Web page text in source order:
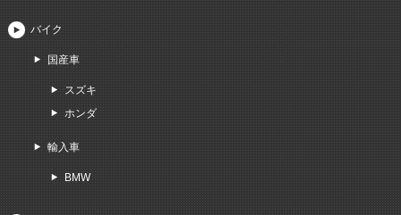
バイク
国産車
スズキ
ホンダ
輸入車
BMW